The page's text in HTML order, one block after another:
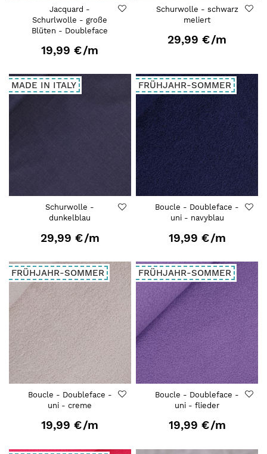
Jacquard -
Schurlwolle - große
Blüten - Doubleface
19,99 €/m
Schurwolle - schwarz
meliert
29,99 €/m
MADE IN ITALY
Schurwolle -
dunkelblau
29,99 €/m
FRÜHJAHR-SOMMER
Boucle - Doubleface -
uni - navyblau
19,99 €/m
FRÜHJAHR-SOMMER
Boucle - Doubleface -
uni - creme
19,99 €/m
FRÜHJAHR-SOMMER
Boucle - Doubleface -
uni - flieder
19,99 €/m